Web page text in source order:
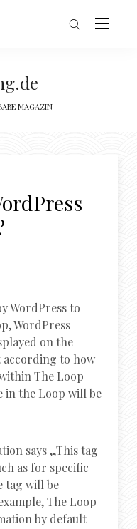
MAGAZIN
WordPress to
WordPress
on the
to how
The Loop
in the Loop will be
says „This tag
as for specific
tag will be
The Loop
by default